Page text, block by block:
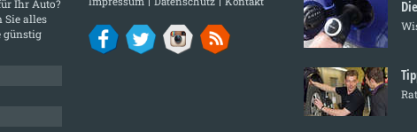
Ihr Auto?
Sie alles
günstig